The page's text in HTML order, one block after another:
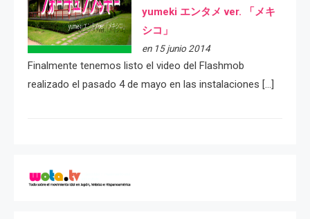
yumeki エンタメ ver. 「メキ
シコ」
en 15 junio 2014
Finalmente tenemos listo el video del Flashmob
realizado el pasado 4 de mayo en las instalaciones […]